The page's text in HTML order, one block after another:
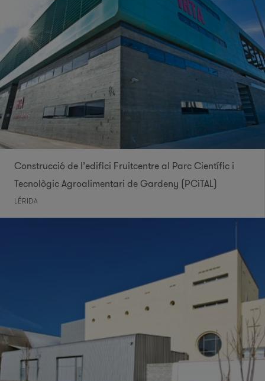
Construcció de l’edifici Fruitcentre al Parc Científic i
Tecnològic Agroalimentari de Gardeny (PCiTAL)
LÉRIDA